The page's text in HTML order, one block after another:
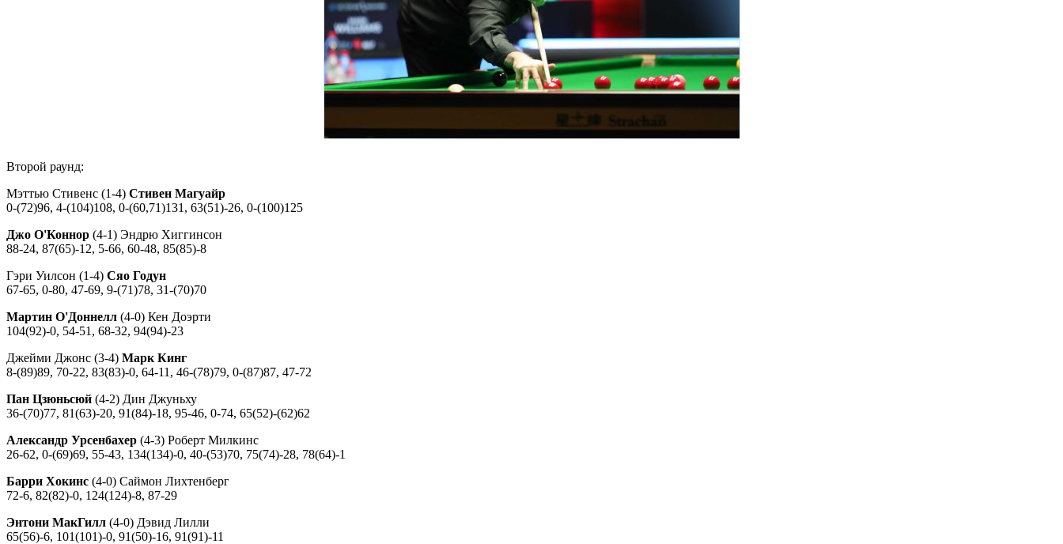
Второй раунд:
Мэттью Стивенс (1-4) Стивен Магуайр
0-(72)96, 4-(104)108, 0-(60,71)131, 63(51)-26, 0-(100)125
Джо О'Коннор (4-1) Эндрю Хиггинсон
88-24, 87(65)-12, 5-66, 60-48, 85(85)-8
Гэри Уилсон (1-4) Сяо Годун
67-65, 0-80, 47-69, 9-(71)78, 31-(70)70
Мартин О'Доннелл (4-0) Кен Доэрти
104(92)-0, 54-51, 68-32, 94(94)-23
Джейми Джонс (3-4) Марк Кинг
8-(89)89, 70-22, 83(83)-0, 64-11, 46-(78)79, 0-(87)87, 47-72
Пан Цзюньсюй (4-2) Дин Джуньху
36-(70)77, 81(63)-20, 91(84)-18, 95-46, 0-74, 65(52)-(62)62
Александр Урсенбахер (4-3) Роберт Милкинс
26-62, 0-(69)69, 55-43, 134(134)-0, 40-(53)70, 75(74)-28, 78(64)-1
Барри Хокинс (4-0) Саймон Лихтенберг
72-6, 82(82)-0, 124(124)-8, 87-29
Энтони МакГилл (4-0) Дэвид Лилли
65(56)-6, 101(101)-0, 91(50)-16, 91(91)-11